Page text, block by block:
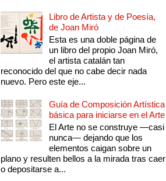
Libro de Artista y de Poesía,
de Joan Miró
Esta es una doble página de
un libro del propio Joan Miró,
el artista catalán tan
reconocido del que no cabe decir nada
nuevo. Pero este eje...
Guía de Composición Artística
básica para iniciarse en el Arte
El Arte no se construye —casi
nunca— dejando que los
elementos caigan sobre un
plano y resulten bellos a la mirada tras caer
o depositarse a...